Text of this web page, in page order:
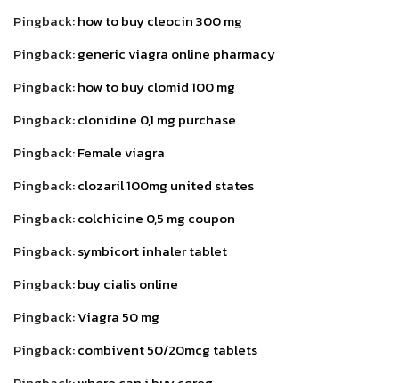
Pingback:how to buy cleocin 300 mg
Pingback:generic viagra online pharmacy
Pingback:how to buy clomid 100 mg
Pingback:clonidine 0,1 mg purchase
Pingback:Female viagra
Pingback:clozaril 100mg united states
Pingback:colchicine 0,5 mg coupon
Pingback:symbicort inhaler tablet
Pingback:buy cialis online
Pingback:Viagra 50 mg
Pingback:combivent 50/20mcg tablets